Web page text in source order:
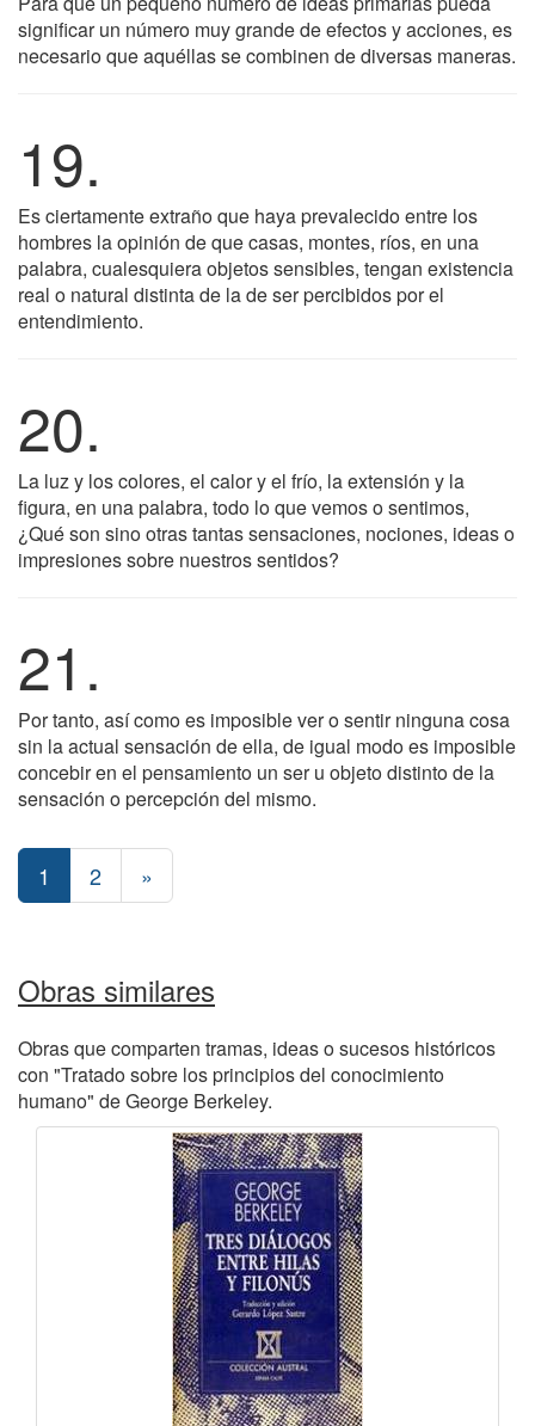
significar un número muy grande de efectos y acciones, es
necesario que aquéllas se combinen de diversas maneras.
19.
Es ciertamente extraño que haya prevalecido entre los
hombres la opinión de que casas, montes, ríos, en una
palabra, cualesquiera objetos sensibles, tengan existencia
real o natural distinta de la de ser percibidos por el
entendimiento.
20.
La luz y los colores, el calor y el frío, la extensión y la
figura, en una palabra, todo lo que vemos o sentimos,
¿Qué son sino otras tantas sensaciones, nociones, ideas o
impresiones sobre nuestros sentidos?
21.
Por tanto, así como es imposible ver o sentir ninguna cosa
sin la actual sensación de ella, de igual modo es imposible
concebir en el pensamiento un ser u objeto distinto de la
sensación o percepción del mismo.
1 2 »
Obras similares
Obras que comparten tramas, ideas o sucesos históricos
con "Tratado sobre los principios del conocimiento
humano" de George Berkeley.